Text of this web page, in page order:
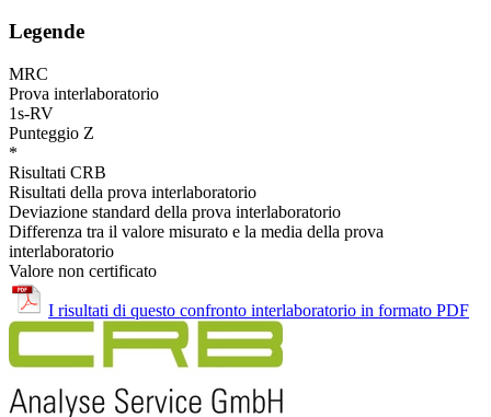
Legende
MRC
Prova interlaboratorio
1s-RV
Punteggio Z
*
Risultati CRB
Risultati della prova interlaboratorio
Deviazione standard della prova interlaboratorio
Differenza tra il valore misurato e la media della prova
interlaboratorio
Valore non certificato
I risultati di questo confronto interlaboratorio in formato PDF